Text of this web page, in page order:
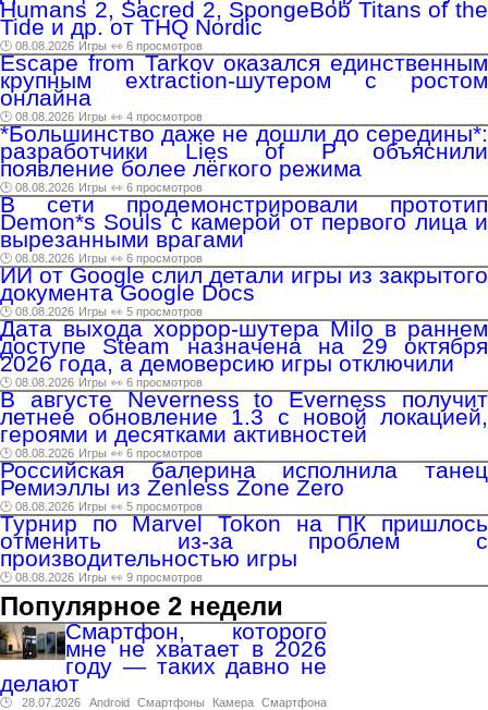
Humans 2, Sacred 2, SpongeBob Titans of the
Tide и др. от THQ Nordic
🕑 08.08.2026 Игры 👀 6 просмотров
Escape from Tarkov оказался единственным
крупным extraction-шутером с ростом
онлайна
🕑 08.08.2026 Игры 👀 4 просмотров
*Большинство даже не дошли до середины*:
разработчики Lies of P объяснили
появление более лёгкого режима
🕑 08.08.2026 Игры 👀 6 просмотров
В сети продемонстрировали прототип
Demon*s Souls с камерой от первого лица и
вырезанными врагами
🕑 08.08.2026 Игры 👀 6 просмотров
ИИ от Google слил детали игры из закрытого
документа Google Docs
🕑 08.08.2026 Игры 👀 5 просмотров
Дата выхода хоррор-шутера Milo в раннем
доступе Steam назначена на 29 октября
2026 года, а демоверсию игры отключили
🕑 08.08.2026 Игры 👀 6 просмотров
В августе Neverness to Everness получит
летнее обновление 1.3 с новой локацией,
героями и десятками активностей
🕑 08.08.2026 Игры 👀 6 просмотров
Российская балерина исполнила танец
Ремиэллы из Zenless Zone Zero
🕑 08.08.2026 Игры 👀 5 просмотров
Турнир по Marvel Tokon на ПК пришлось
отменить из-за проблем с
производительностью игры
🕑 08.08.2026 Игры 👀 9 просмотров
Популярное 2 недели
Смартфон, которого
мне не хватает в 2026
году — таких давно не
делают
🕑 28.07.2026 Android Смартфоны Камера Смартфона